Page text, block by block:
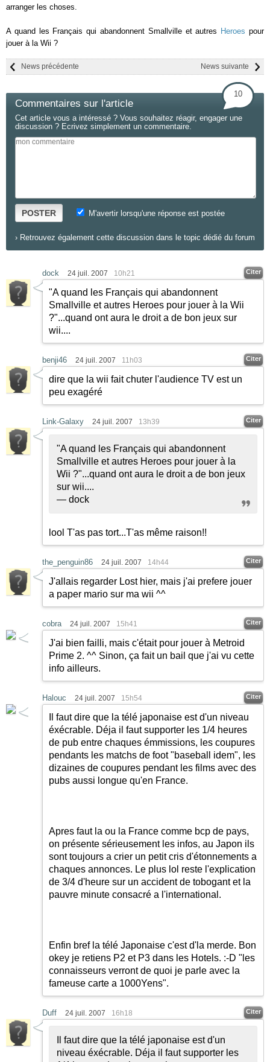
arranger les choses.
A quand les Français qui abandonnent Smallville et autres Heroes pour
jouer à la Wii ?
News suivante
News précédente
Commentaires sur l'article
10
Cet article vous a intéressé ? Vous souhaitez réagir, engager une
discussion ? Ecrivez simplement un commentaire.
POSTER M'avertir lorsqu'une réponse est postée
› Retrouvez également cette discussion dans le topic dédié du forum
dock 24 juil. 2007 10h21 Citer
"A quand les Français qui abandonnent
Smallville et autres Heroes pour jouer à la Wii
?"...quand ont aura le droit a de bon jeux sur
wii....
benji46 24 juil. 2007 11h03 Citer
dire que la wii fait chuter l'audience TV est un
peu exagéré
Link-Galaxy 24 juil. 2007 13h39 Citer
"A quand les Français qui abandonnent
Smallville et autres Heroes pour jouer à la
Wii ?"...quand ont aura le droit a de bon jeux
sur wii....
— dock
lool T'as pas tort...T'as même raison!!
the_penguin86 24 juil. 2007 14h44 Citer
J'allais regarder Lost hier, mais j'ai prefere jouer
a paper mario sur ma wii ^^
cobra 24 juil. 2007 15h41 Citer
J'ai bien failli, mais c'était pour jouer à Metroid
Prime 2. ^^ Sinon, ça fait un bail que j'ai vu cette
info ailleurs.
Halouc 24 juil. 2007 15h54 Citer
Il faut dire que la télé japonaise est d'un niveau
éxécrable. Déja il faut supporter les 1/4 heures
de pub entre chaques émmissions, les coupures
pendants les matchs de foot "baseball idem", les
dizaines de coupures pendant les films avec des
pubs aussi longue qu'en France.
Apres faut la ou la France comme bcp de pays,
on présente sérieusement les infos, au Japon ils
sont toujours a crier un petit cris d'étonnements a
chaques annonces. Le plus lol reste l'explication
de 3/4 d'heure sur un accident de tobogant et la
pauvre minute consacré a l'international.
Enfin bref la télé Japonaise c'est d'la merde. Bon
okey je retiens P2 et P3 dans les Hotels. :-D "les
connaisseurs verront de quoi je parle avec la
fameuse carte a 1000Yens".
Duff 24 juil. 2007 16h18 Citer
Il faut dire que la télé japonaise est d'un
niveau éxécrable. Déja il faut supporter les